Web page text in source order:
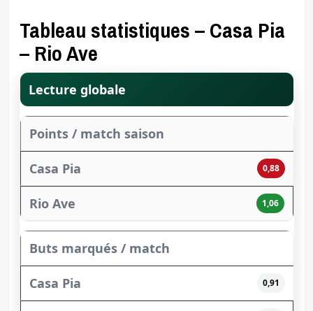
Tableau statistiques – Casa Pia
– Rio Ave
Lecture globale
Points / match saison
0,88
1,06
Buts marqués / match
0,91